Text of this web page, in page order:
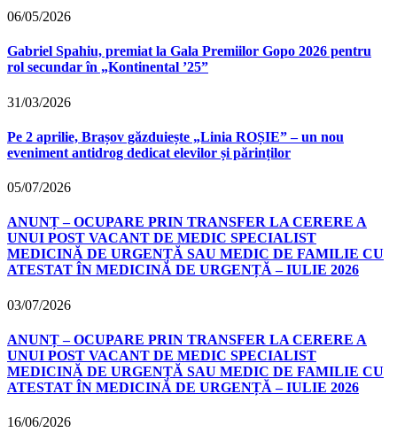
06/05/2026
Gabriel Spahiu, premiat la Gala Premiilor Gopo 2026 pentru
rol secundar în „Kontinental ’25”
31/03/2026
Pe 2 aprilie, Brașov găzduiește „Linia ROȘIE” – un nou
eveniment antidrog dedicat elevilor și părinților
05/07/2026
ANUNȚ – OCUPARE PRIN TRANSFER LA CERERE A
UNUI POST VACANT DE MEDIC SPECIALIST
MEDICINĂ DE URGENȚĂ SAU MEDIC DE FAMILIE CU
ATESTAT ÎN MEDICINĂ DE URGENȚĂ – IULIE 2026
03/07/2026
ANUNȚ – OCUPARE PRIN TRANSFER LA CERERE A
UNUI POST VACANT DE MEDIC SPECIALIST
MEDICINĂ DE URGENȚĂ SAU MEDIC DE FAMILIE CU
ATESTAT ÎN MEDICINĂ DE URGENȚĂ – IULIE 2026
16/06/2026